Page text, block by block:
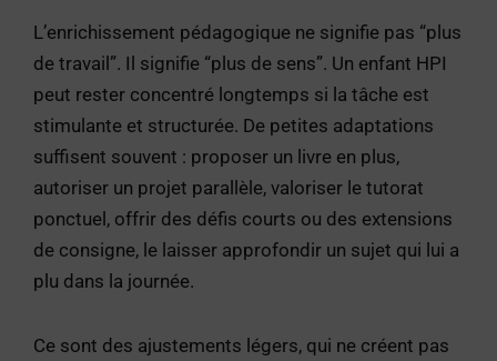
L’enrichissement pédagogique ne signifie pas “plus
de travail”. Il signifie “plus de sens”. Un enfant HPI
peut rester concentré longtemps si la tâche est
stimulante et structurée. De petites adaptations
suffisent souvent : proposer un livre en plus,
autoriser un projet parallèle, valoriser le tutorat
ponctuel, offrir des défis courts ou des extensions
de consigne, le laisser approfondir un sujet qui lui a
plu dans la journée.
Ce sont des ajustements légers, qui ne créent pas